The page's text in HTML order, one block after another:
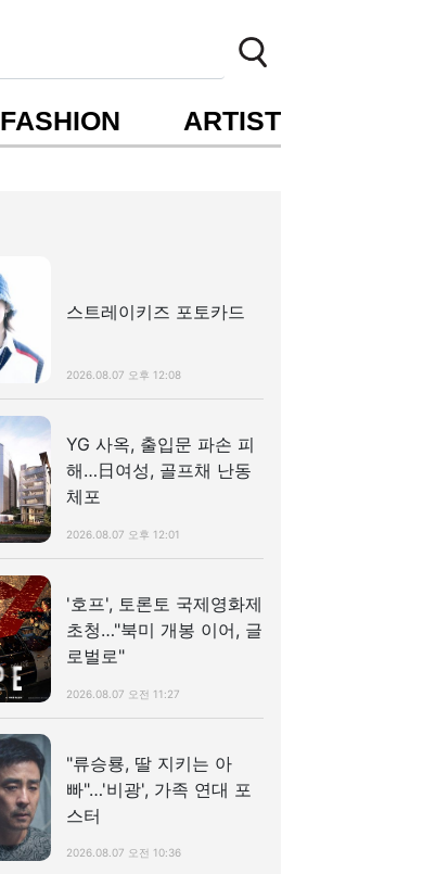
FASHION ARTIST
스트레이키즈 포토카드
2026.08.07 오후 12:08
YG 사옥, 출입문 파손 피
해…日여성, 골프채 난동
체포
2026.08.07 오후 12:01
'호프', 토론토 국제영화제
초청…"북미 개봉 이어, 글
로벌로"
2026.08.07 오전 11:27
"류승룡, 딸 지키는 아
빠"…'비광', 가족 연대 포
스터
2026.08.07 오전 10:36